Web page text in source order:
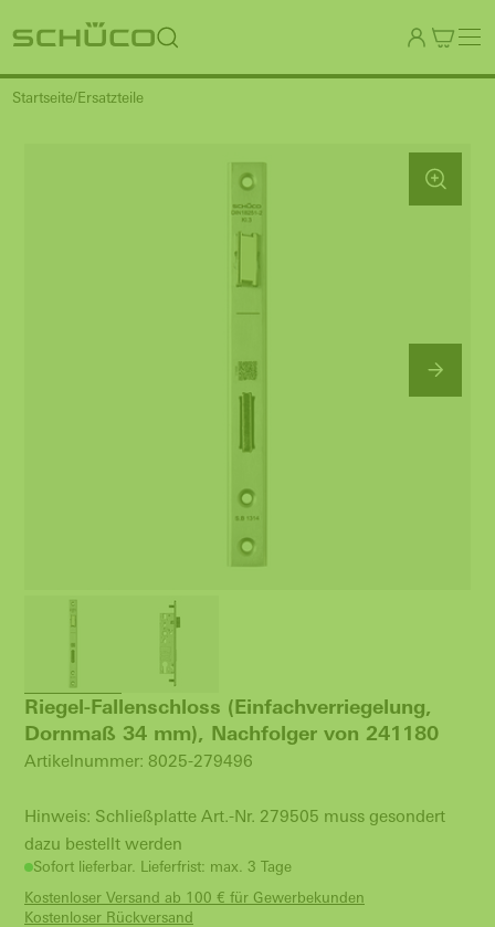
Startseite Ersatzteile
Riegel-Fallenschloss (Einfachverriegelung,
Dornmaß 34 mm), Nachfolger von 241180
Artikelnummer: 8025-279496
Hinweis: Schließplatte Art.-Nr. 279505 muss gesondert
dazu bestellt werden
Sofort lieferbar. Lieferfrist: max. 3 Tage
Kostenloser Versand ab 100 € für Gewerbekunden
Kostenloser Rückversand